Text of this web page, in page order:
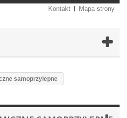
Kontakt Mapa strony
samoprzylepne